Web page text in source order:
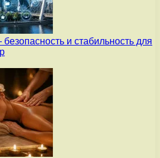
и стабильность для